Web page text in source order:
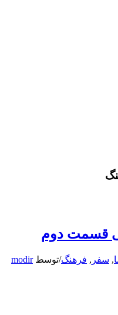
قسمت دوم
, سفر , فرهنگ/توسطmodir